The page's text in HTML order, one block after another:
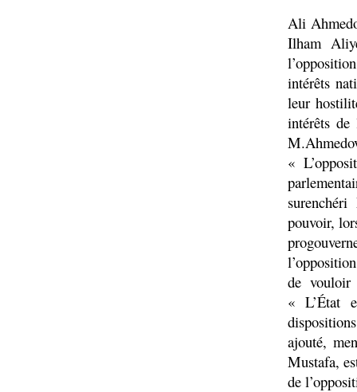
Ali
Ilham
intérêts
leur
intérêts
«
pouvoir,
de
« L’État
ajouté,
Mustafa,
de